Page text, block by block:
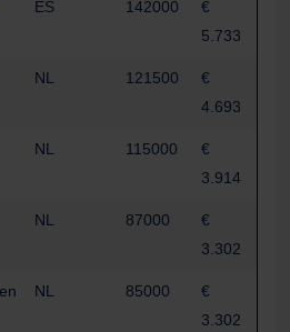
ES 142000
€
5.733
NL 121500
€
4.693
NL 115000
€
3.914
NL 87000
€
3.302
NL 85000
€
3.302